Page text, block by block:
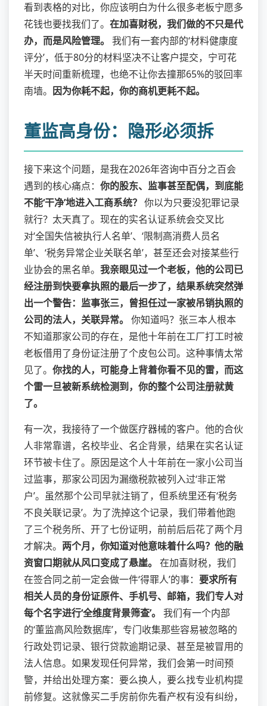
看到表格的对比，你应该明白为什么很多老板宁愿多
花钱也要找我们了。 在加喜财税，我们做的不只是代
办，而是风险管理。 我们有一套内部的‘材料健康度
评分’，低于80分的材料坚决不让客户提交，宁可花
半天时间重新梳理，也绝不让你去撞那65%的驳回率
南墙。 因为你耗不起，你的商机更耗不起。
董监高身份：隐形必须拆
接下来这个问题，是我在2026年咨询中百分之百会
遇到的核心痛点： 你的股东、监事甚至配偶，到底能
不能‘干净’地进入工商系统？ 你以为只要没犯罪记录
就行？太天真了。现在的实名认证系统会交叉比
对‘全国失信被执行人名单’、‘限制高消费人员名
单’、‘税务异常企业关联名单’，甚至还会对接某些行
业协会的黑名单。 我亲眼见过一个老板，他的公司已
经注册到快要拿执照的最后一步了，结果系统突然弹
出一个警告：监事张三，曾担任过一家被吊销执照的
公司的法人，关联异常。 你知道吗？张三本人根本
不知道那家公司的存在，是他十年前在工厂打工时被
老板借用了身份证注册了个皮包公司。这种事情太常
见了。 你找的人，可能身上背着你看不见的雷，而这
个雷一旦被新系统检测到，你的整个公司注册就黄
了。
有一次，我接待了一个做医疗器械的客户。他的合伙
人非常靠谱，名校毕业、名企背景，结果在实名认证
环节被卡住了。原因是这个人十年前在一家小公司当
过监事，那家公司因为漏缴税款被列入过‘非正常
户’。虽然那个公司早就注销了，但系统里还有‘税务
不良关联记录’。为了洗掉这个记录，我们带着他跑
了三个税务所、开了七份证明，前前后后花了两个月
才解决。 两个月，你知道对他意味着什么吗？他的融
资窗口期就从风口变成了悬崖。 在加喜财税，我们
在签合同之前一定会做一件‘得罪人’的事： 要求所有
相关人员的身份证原件、手机号、邮箱，我们专人对
每个名字进行‘全维度背景筛查’。 我们有一个内部
的‘董监高风险数据库’，专门收集那些容易被忽略的
行政处罚记录、银行贷款逾期记录、甚至是被冒用的
法人信息。如果发现任何异常，我们会第一时间预
警，并给出处理方案：要么换人，要么找专业机构提
前修复。这就像买二手房前你先看产权有没有纠纷，